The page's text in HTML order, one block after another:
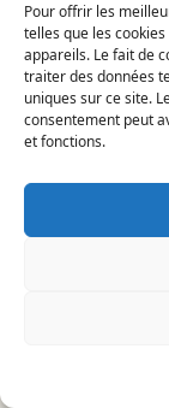
Pour offrir les
telles que les
appareils. Le fait de
traiter des données
uniques sur ce site.
consentement peut
et fonctions.
Lire l'article→